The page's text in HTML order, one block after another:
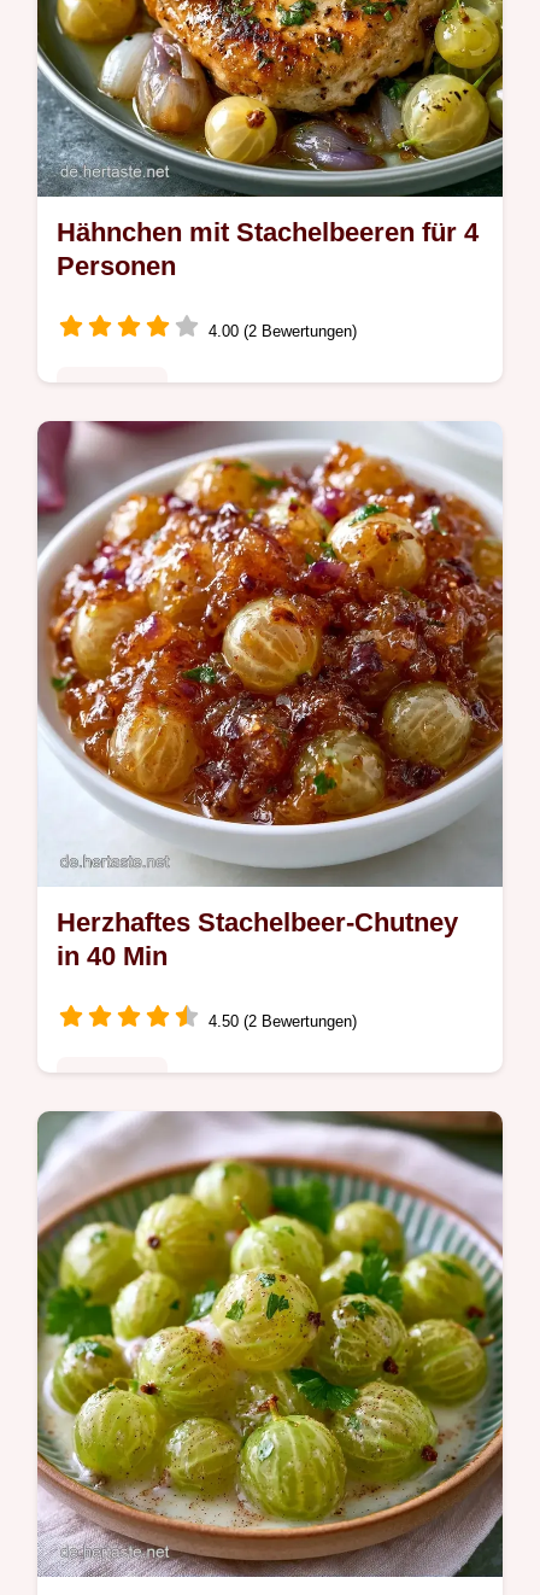
Hähnchen mit Stachelbeeren für 4
Personen
4.00 (2 Bewertungen)
Hähnchenbrustfilet und frische
Stachelbeeren prägen dieses Hähnchen mit
Stachelbeeren. Inklusive einer Übersicht,
was die Zutaten bewirken, in 40 Minuten.
Herzhaftes Stachelbeer-Chutney
in 40 Min
4.50 (2 Bewertungen)
Würzig-fruchtiger Genuss mit leichtem Biss:
dieses Herzhaftes Stachelbeer-Chutney
überzeugt. Erfahren Sie mehr im Bereich
Warum die Balance hier zählt.